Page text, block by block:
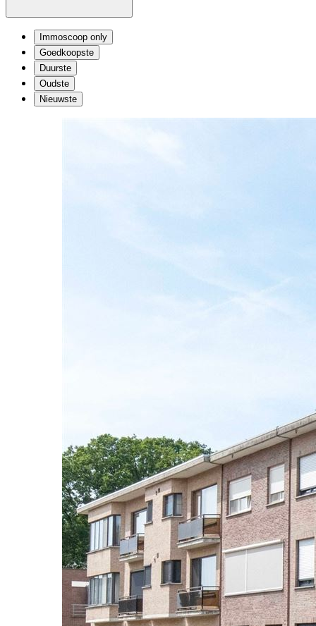
Immoscoop only
Goedkoopste
Duurste
Oudste
Nieuwste